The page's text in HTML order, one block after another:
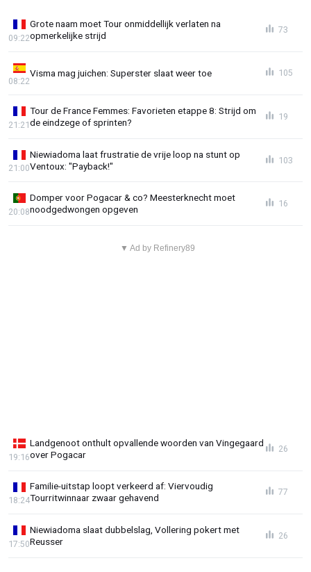
Grote naam moet Tour onmiddellijk verlaten na
opmerkelijke strijd
09:22
73
Visma mag juichen: Superster slaat weer toe
08:22
105
Tour de France Femmes: Favorieten etappe 8: Strijd om
de eindzege of sprinten?
21:21
19
Niewiadoma laat frustratie de vrije loop na stunt op
Ventoux: "Payback!"
21:00
103
Domper voor Pogacar & co? Meesterknecht moet
noodgedwongen opgeven
20:08
16
▼ Ad by Refinery89
Landgenoot onthult opvallende woorden van Vingegaard
over Pogacar
19:16
26
Familie-uitstap loopt verkeerd af: Viervoudig
Tourritwinnaar zwaar gehavend
18:24
77
Niewiadoma slaat dubbelslag, Vollering pokert met
Reusser
17:50
26